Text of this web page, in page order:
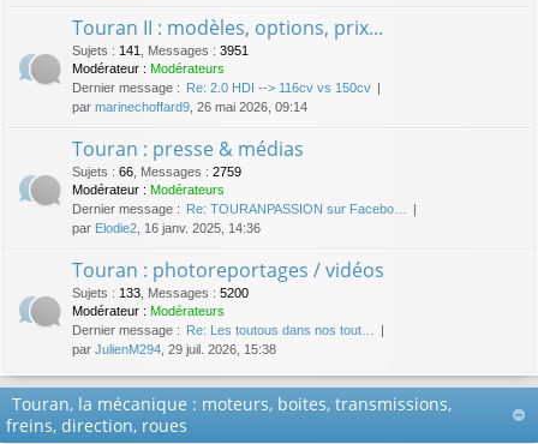
Touran II : modèles, options, prix...
Sujets : 141 Messages : 3951
Modérateur : Modérateurs
Dernier message : Re: 2.0 HDI --> 116cv vs 150cv
par marinechoffard9 , 26 mai 2026, 09:14
Touran : presse & médias
Sujets : 66 Messages : 2759
Modérateur : Modérateurs
Dernier message : Re: TOURANPASSION sur Facebo…
par Elodie2 , 16 janv. 2025, 14:36
Touran : photoreportages / vidéos
Sujets : 133 Messages : 5200
Modérateur : Modérateurs
Dernier message : Re: Les toutous dans nos tout…
par JulienM294 , 29 juil. 2026, 15:38
Touran, la mécanique : moteurs, boites, transmissions,
freins, direction, roues